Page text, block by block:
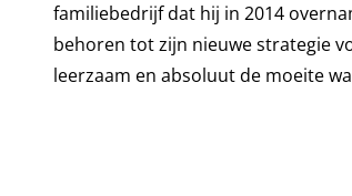
familiebedrijf dat hij in 2014
behoren tot zijn nieuwe strategie
leerzaam en absoluut de moeite